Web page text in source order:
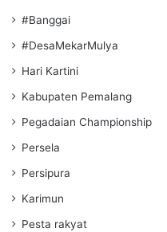
#Banggai
#DesaMekarMulya
Hari Kartini
Kabupaten Pemalang
Pegadaian Championship
Persela
Persipura
Karimun
Pesta rakyat